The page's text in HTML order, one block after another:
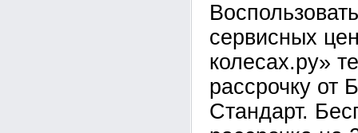
сервисных
колесах.ру»
рассрочку от
Стандарт.